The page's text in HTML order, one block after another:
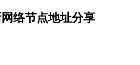
网络节点地址分享